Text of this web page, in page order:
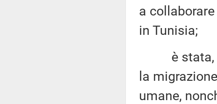
a
in Tunisia;
è stata,
la
umane,